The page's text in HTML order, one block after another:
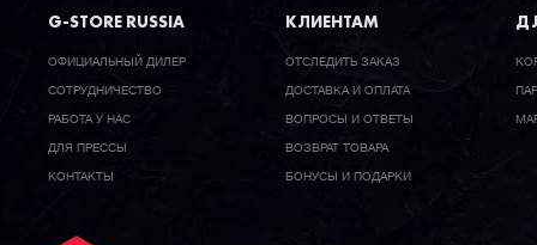
G-STORE RUSSIA
ОФИЦИАЛЬНЫЙ ДИЛЕР
CОТРУДНИЧЕСТВО
РАБОТА У НАС
ДЛЯ ПРЕССЫ
КОНТАКТЫ
КЛИЕНТАМ
ОТСЛЕДИТЬ ЗАКАЗ
ДОСТАВКА И ОПЛАТА
ВОПРОСЫ И ОТВЕТЫ
ВОЗВРАТ ТОВАРА
БОНУСЫ И ПОДАРКИ